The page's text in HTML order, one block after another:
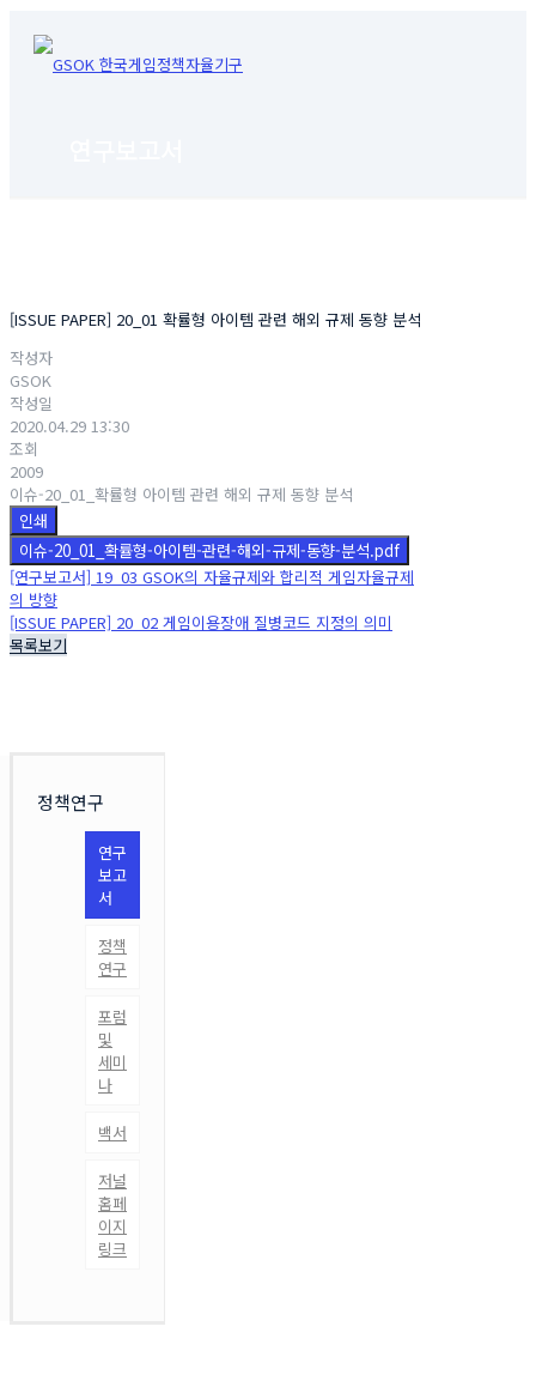
[ISSUE PAPER] 20_01 확률형 아이템 관련 해외 규제 동향 분석
작성자
GSOK
작성일
2020.04.29 13:30
조회
2009
이슈-20_01_확률형 아이템 관련 해외 규제 동향 분석
인쇄
이슈-20_01_확률형-아이템-관련-해외-규제-동향-분석.pdf
[연구보고서] 19_03 GSOK의 자율규제와 합리적 게임자율규제
의 방향
[ISSUE PAPER] 20_02 게임이용장애 질병코드 지정의 의미
목록보기
정책연구
연구
보고
서
정책
연구
포럼
및
세미
나
백서
저널
홈페
이지
링크